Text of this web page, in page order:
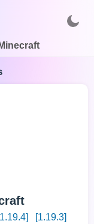
[1.19.3]